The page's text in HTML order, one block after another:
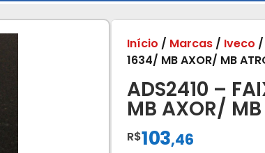
ADS2410 –
MB AXOR/
Início / Marcas / Iveco /
1634/ MB AXOR/ MB
R$103,46